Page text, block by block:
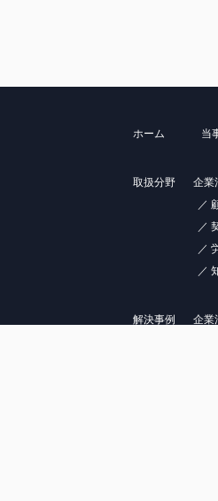
ホーム 当
取扱分野
企業
解決事例
企